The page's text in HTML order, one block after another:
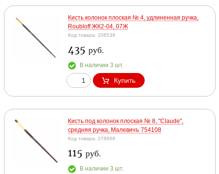
Кисть колонок плоская № 4, удлиненная ручка,
Roubloff ЖК2-04, 07Ж
Код товара: 206539
435 руб.
В наличии 3 шт.
Купить
Кисть под колонок плоская № 8, "Claude",
средняя ручка, Малевичъ 754108
Код товара: 278668
115 руб.
В наличии 3 шт.